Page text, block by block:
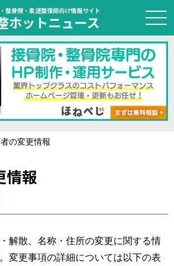
整骨院・柔道整復師向け情報サイト
ホットニュース
サイトマップ
の変更情報
情報
解散、名称・住所の変更に関する情
変更事項の詳細については以下の表